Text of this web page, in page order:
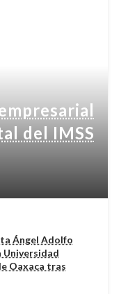
del IMSS
Ángel Adolfo
Universidad
Oaxaca tras